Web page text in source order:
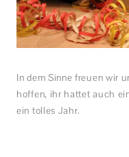
In dem Sinne freuen wir
hoffen, ihr hattet auch
ein tolles Jahr.